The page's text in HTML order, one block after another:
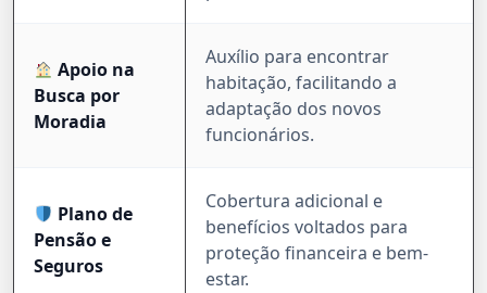
Apoio na
Busca por
Moradia
Auxílio para encontrar
habitação, facilitando a
adaptação dos novos
funcionários.
Plano de
Pensão e
Seguros
Cobertura adicional e
benefícios voltados para
proteção financeira e bem-
estar.